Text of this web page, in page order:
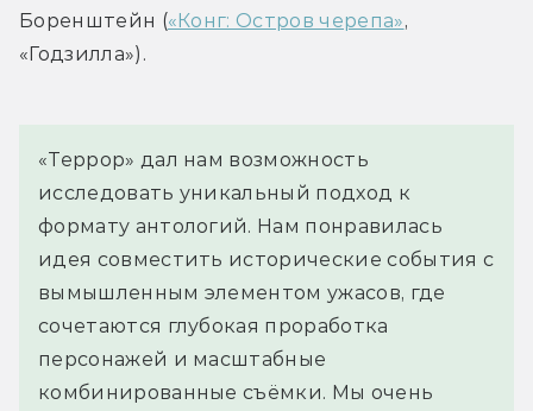
Боренштейн («Конг: Остров черепа»,
«Годзилла»).
«Террор» дал нам возможность
исследовать уникальный подход к
формату антологий. Нам понравилась
идея совместить исторические события с
вымышленным элементом ужасов, где
сочетаются глубокая проработка
персонажей и масштабные
комбинированные съёмки. Мы очень